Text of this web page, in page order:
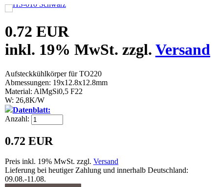
0.72 EUR
inkl. 19% MwSt. zzgl. Versand
Aufsteckkühlkörper für TO220
Abmessungen: 19x12.8x12.8mm
Material: AlMgSi0,5 F22
W: 26,8K/W
Datenblatt:
Anzahl:
0.72 EUR
Preis inkl. 19% MwSt. zzgl. Versand
Lieferung bei heutiger Zahlung und innerhalb Deutschland:
09.08.-11.08.